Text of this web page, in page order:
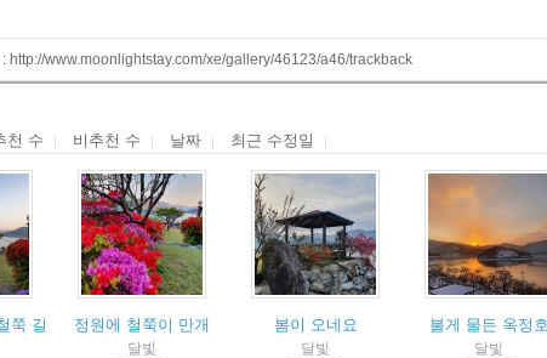
: http://www.moonlightstay.com/xe/gallery/46123/a46/trackback
천 수 비추천 수 날짜 최근 수정일
쭉 길 정원에 철쭉이 만개
달빛
봄이 오네요
달빛
불게 물든 옥정호
달빛